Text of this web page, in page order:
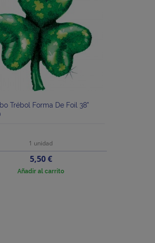
Trébol Forma De Foil 38"
1 unidad
Precio
5,50 €
Añadir al carrito